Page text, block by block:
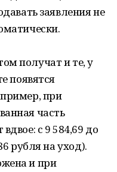
заявления не
получат и те, у
появятся
при
часть
с 9 584,69 до
рубля на уход).
и при